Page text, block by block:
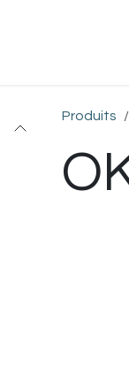
Produits